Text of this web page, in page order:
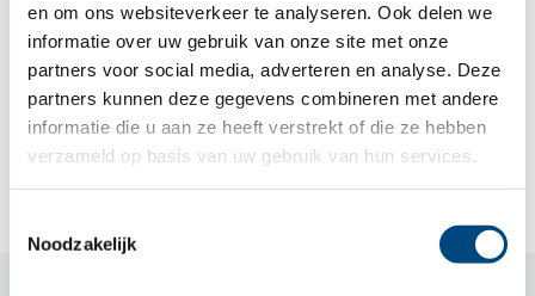
en om ons websiteverkeer te analyseren. Ook delen we
informatie over uw gebruik van onze site met onze
partners voor social media, adverteren en analyse. Deze
partners kunnen deze gegevens combineren met andere
informatie die u aan ze heeft verstrekt of die ze hebben
verzameld op basis van uw gebruik van hun services.
Noodzakelijk
Jaarstukken Entrea Onderwijs 2022
Jaarstukken Entrea Onderwijs 2021